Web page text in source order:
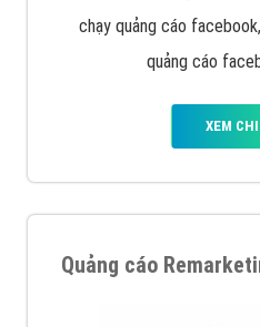
Google Ads là hình thức
tài trợ có chữ Ad gồm 4